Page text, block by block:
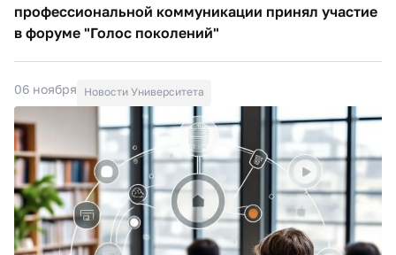
профессиональной коммуникации принял участие
в форуме "Голос поколений"
06 ноября Новости Университета